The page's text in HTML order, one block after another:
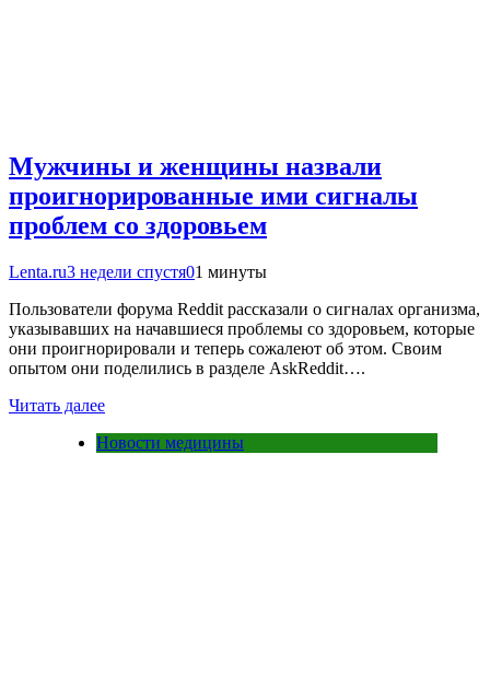
Мужчины и женщины назвали
проигнорированные ими сигналы
проблем со здоровьем
Lenta.ru3 недели спустя01 минуты
Пользователи форума Reddit рассказали о сигналах организма,
указывавших на начавшиеся проблемы со здоровьем, которые
они проигнорировали и теперь сожалеют об этом. Своим
опытом они поделились в разделе AskReddit….
Читать далее
Новости медицины